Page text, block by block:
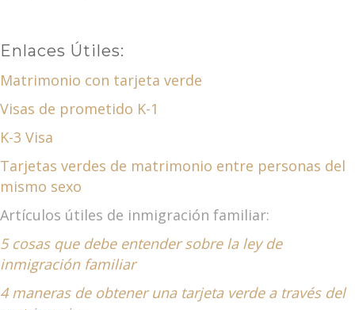
Enlaces Útiles:
Matrimonio con tarjeta verde
Visas de prometido K-1
K-3 Visa
Tarjetas verdes de matrimonio entre personas del
mismo sexo
Artículos útiles de inmigración familiar:
5 cosas que debe entender sobre la ley de
inmigración familiar
4 maneras de obtener una tarjeta verde a través del